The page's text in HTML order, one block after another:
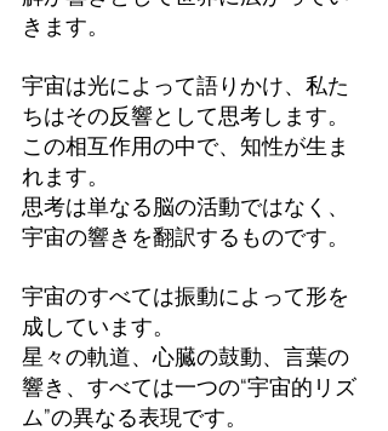
きます。
宇宙は光によって語りかけ、私た
ちはその反響として思考します。
この相互作用の中で、知性が生ま
れます。
思考は単なる脳の活動ではなく、
宇宙の響きを翻訳するものです。
宇宙のすべては振動によって形を
成しています。
星々の軌道、心臓の鼓動、言葉の
響き、すべては一つの“宇宙的リズ
ム”の異なる表現です。